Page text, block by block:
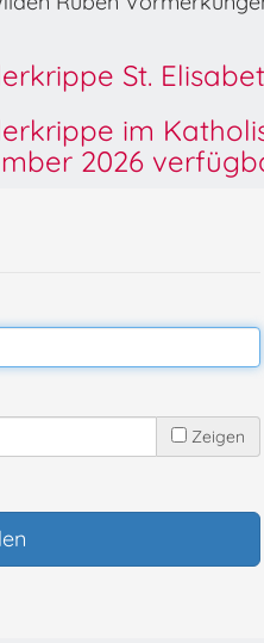
St.
im
2026
Zeigen